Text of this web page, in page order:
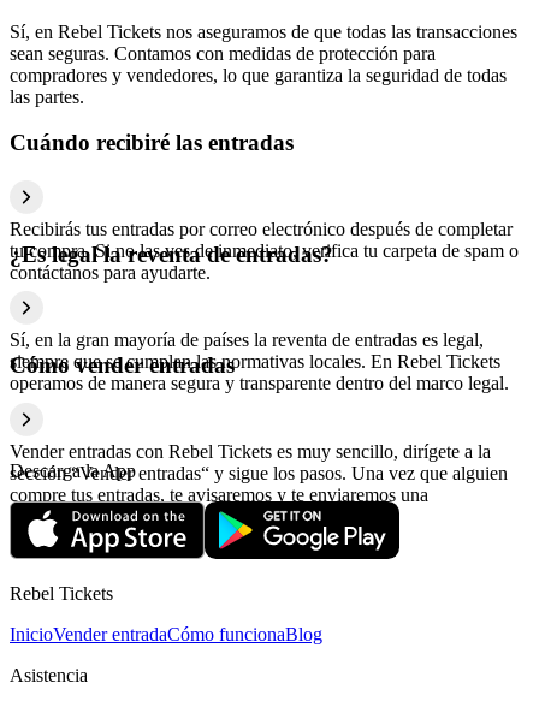
Sí, en Rebel Tickets nos aseguramos de que todas las transacciones
sean seguras. Contamos con medidas de protección para
compradores y vendedores, lo que garantiza la seguridad de todas
las partes.
Cuándo recibiré las entradas
Recibirás tus entradas por correo electrónico después de completar
tu compra. Si no las ves de inmediato, verifica tu carpeta de spam o
contáctanos para ayudarte.
¿Es legal la reventa de entradas?
Sí, en la gran mayoría de países la reventa de entradas es legal,
siempre que se cumplan las normativas locales. En Rebel Tickets
operamos de manera segura y transparente dentro del marco legal.
Cómo vender entradas
Vender entradas con Rebel Tickets es muy sencillo, dirígete a la
sección “Vender entradas“ y sigue los pasos. Una vez que alguien
compre tus entradas, te avisaremos y te enviaremos una
confirmación con la información relativa al pago.
Descarga la App
Rebel Tickets
InicioVender entradaCómo funcionaBlog
Asistencia